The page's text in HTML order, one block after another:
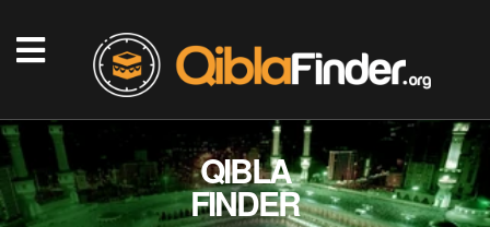
QIBLA
FINDER